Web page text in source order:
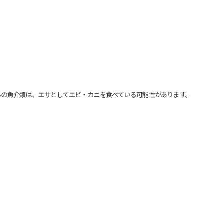
介類は、エサとしてエビ・カニを食べている可能性があります。